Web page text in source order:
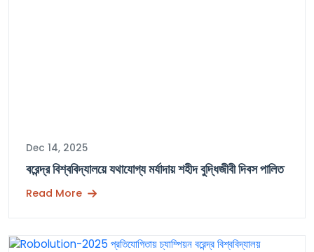
Dec 14, 2025
বরেন্দ্র বিশ্ববিদ্যালয়ে যথাযোগ্য মর্যাদায় শহীদ বুদ্ধিজীবী দিবস পালিত
Read More